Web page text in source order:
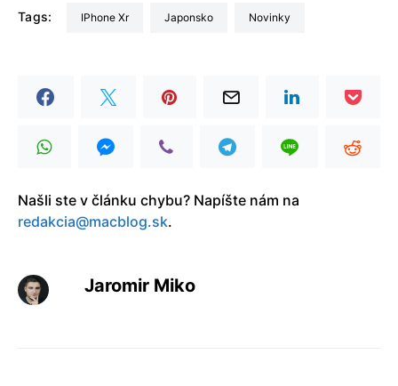
Tags: iPhone Xr Japonsko Novinky
Našli ste v článku chybu? Napíšte nám na
redakcia@macblog.sk.
Jaromir Miko